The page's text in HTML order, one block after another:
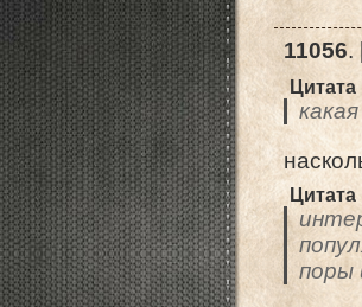
11056.
Цитата
Цитата
поры